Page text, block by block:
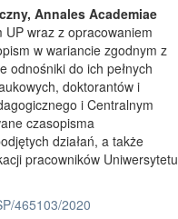
Annales Academiae
UP wraz z opracowaniem
w wariancie zgodnym z
odnośniki do ich pełnych
doktorantów i
i Centralnym
czasopisma
działań, a także
pracowników Uniwersytetu
465103/2020